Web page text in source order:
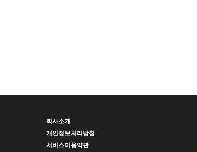
회사소개
개인정보처리방침
서비스이용약관